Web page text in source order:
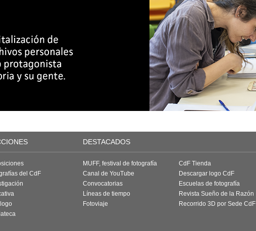
DESTACADOS
del CdF
MUFF, festival de fotografía
Canal de YouTube
Convocatorias
Líneas de tiempo
Fotoviaje
CdF Tienda
Descargar logo CdF
Escuelas de fotografía
Revista Sueño de la Razón
Recorrido 3D por Sede CdF